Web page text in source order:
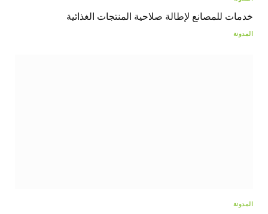
خدمات للمصانع لإطالة صلاحية المنتجات الغذائية
المدونة
المدونة